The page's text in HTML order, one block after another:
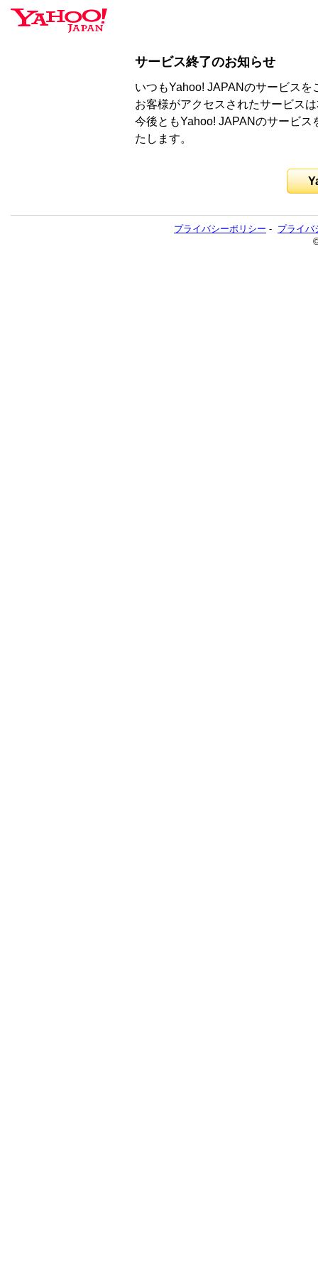
サービス終了のお知らせ
いつもYahoo! JAPANのサービス
お客様がアクセスされたサービス
今後ともYahoo! JAPANのサービ
たします。
プライバシーポリシー - プライバ